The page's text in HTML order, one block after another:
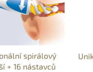
spirálový
+ 16 nástavců